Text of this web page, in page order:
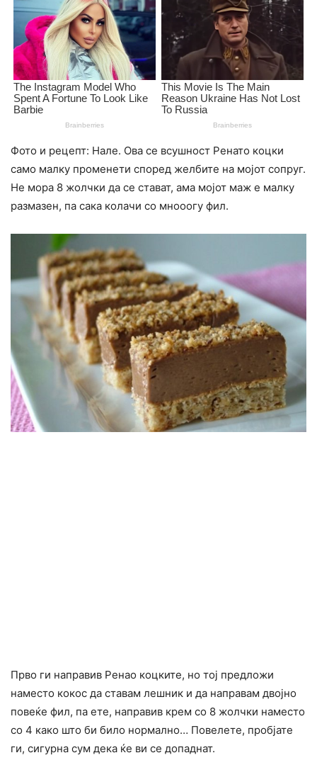
Фото и рецепт: Нале. Ова се всушност Ренато коцки
само малку променети според желбите на мојот сопруг.
Не мора 8 жолчки да се стават, ама мојот маж е малку
размазен, па сака колачи со мнооогу фил.
Прво ги направив Ренао коцките, но тој предложи
наместо кокос да ставам лешник и да направам двојно
повеќе фил, па ете, направив крем со 8 жолчки наместо
со 4 како што би било нормално… Повелете, пробјате
ги, сигурна сум дека ќе ви се допаднат.